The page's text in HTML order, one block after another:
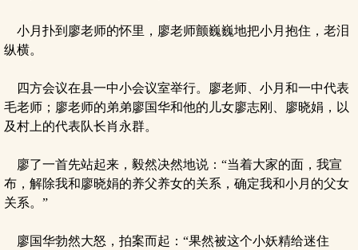
小月扑到廖老师的怀里，廖老师颤巍巍地把小月抱住，老泪
纵横。
四方会议在县一中小会议室举行。廖老师、小月和一中代表
毛老师；廖老师的弟弟廖国华和他的儿女廖志刚、廖晓娟，以
及村上的代表队长肖永群。
廖了一首先站起来，毅然决然地说：“当着大家的面，我宣
布，解除我和廖晓娟的养父养女的关系，确定我和小月的父女
关系。”
廖国华勃然大怒，拍案而起：“果然被这个小妖精给迷住